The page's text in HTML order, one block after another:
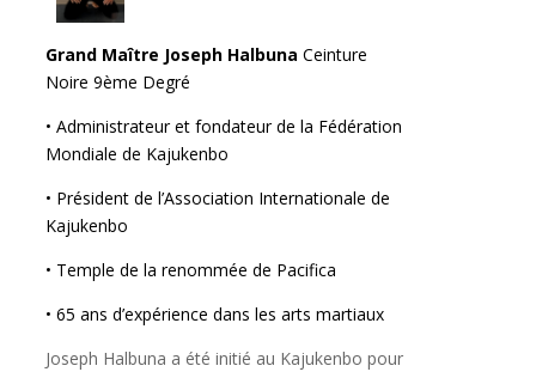
Grand Maître Joseph Halbuna Ceinture
Noire 9ème Degré
• Administrateur et fondateur de la Fédération
Mondiale de Kajukenbo
• Président de l’Association Internationale de
Kajukenbo
• Temple de la renommée de Pacifica
• 65 ans d’expérience dans les arts martiaux
Joseph Halbuna a été initié au Kajukenbo pour